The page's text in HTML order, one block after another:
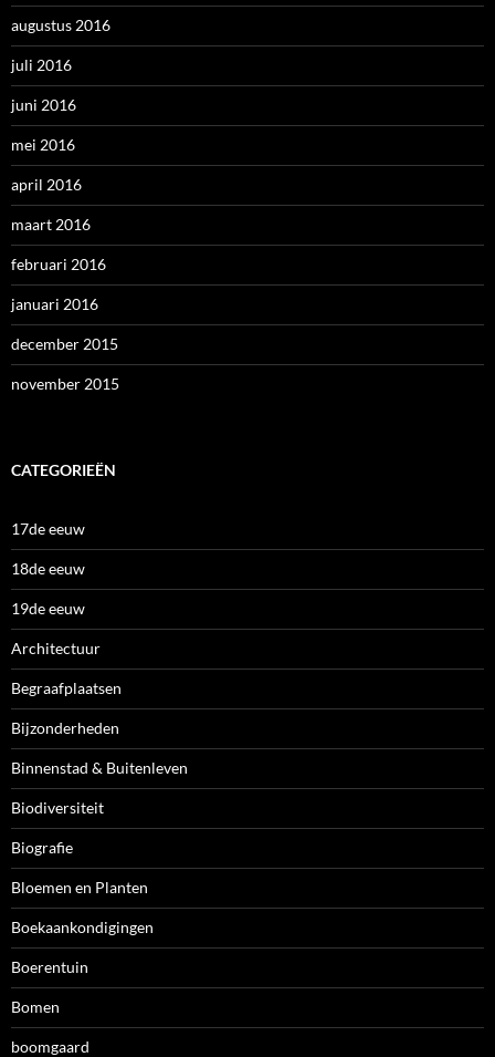
augustus 2016
juli 2016
juni 2016
mei 2016
april 2016
maart 2016
februari 2016
januari 2016
december 2015
november 2015
CATEGORIEËN
17de eeuw
18de eeuw
19de eeuw
Architectuur
Begraafplaatsen
Bijzonderheden
Binnenstad & Buitenleven
Biodiversiteit
Biografie
Bloemen en Planten
Boekaankondigingen
Boerentuin
Bomen
boomgaard